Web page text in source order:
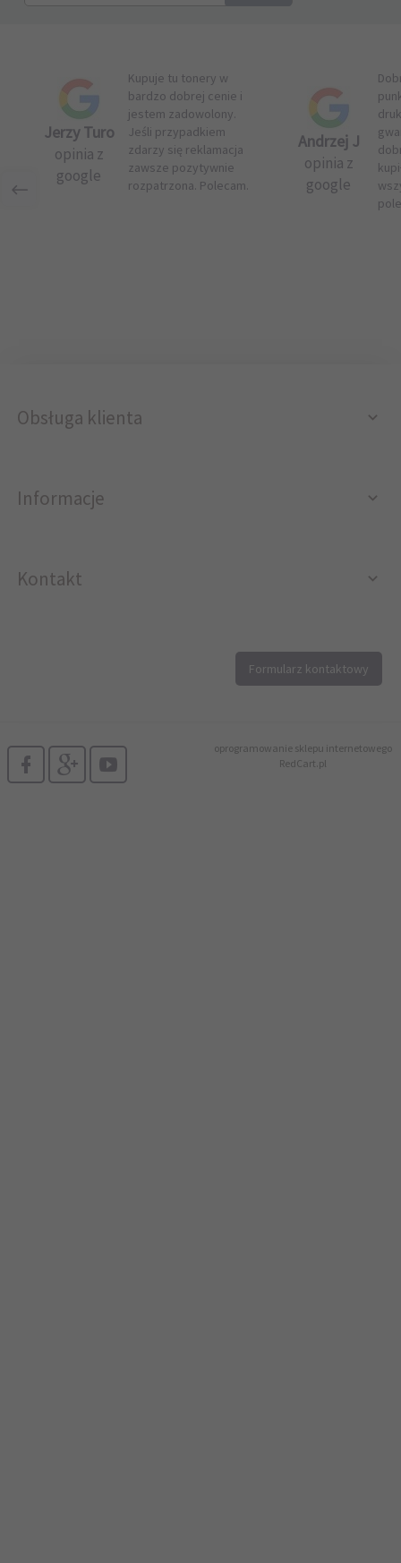
Jerzy Turo
opinia z
google
Kupuje tu tonery w
bardzo dobrej cenie i
jestem zadowolony.
Jeśli przypadkiem
zdarzy się reklamacja
zawsze pozytywnie
rozpatrzona. Polecam.
Andrzej J
opinia z
google
Obsługa klienta
Informacje
Kontakt
Formularz kontaktowy
oprogramowanie sklepu internetowego
RedCart.pl